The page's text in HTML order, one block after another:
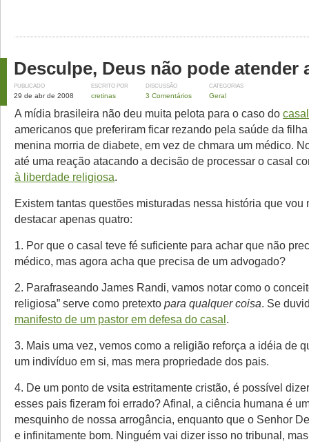
Desculpe, Deus não pode
PUBLICADO
29 de abr de 2008
ESCRITO POR
cretinas
DISCUSSÃO
3 Comentários
CATEGORIAS
Geral
A mídia brasileira não deu muita pelota para o caso do
americanos que preferiram ficar rezando pela saúde da
menina morria de diabete, em vez de chmara um médico.
até uma reação atacando a decisão de processar o casal
à liberdade religiosa.
Existem tantas questões misturadas nessa história que vou
destacar apenas quatro:
1. Por que o casal teve fé suficiente para achar que não
médico, mas agora acha que precisa de um advogado?
2. Parafraseando James Randi, vamos notar como o
religiosa” serve como pretexto para qualquer coisa. Se
manifesto de um pastor em defesa do casal.
3. Mais uma vez, vemos como a religião reforça a idéia de
um indivíduo em si, mas mera propriedade dos pais.
4. De um ponto de vsita estritamente cristão, é possível
esses pais fizeram foi errado? Afinal, a ciência humana é
mesquinho de nossa arrogância, enquanto que o Senhor
e infinitamente bom. Ninguém vai dizer isso no tribunal,